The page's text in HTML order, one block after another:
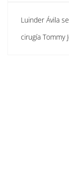
Luinder Ávila
cirugía Tommy